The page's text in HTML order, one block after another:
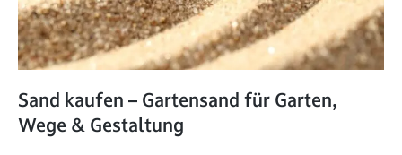
BEWÄSSERUNG
PFLANZEN
# MAG
SUCHE
Sand kaufen – Gartensand für Garten,
Wege & Gestaltung